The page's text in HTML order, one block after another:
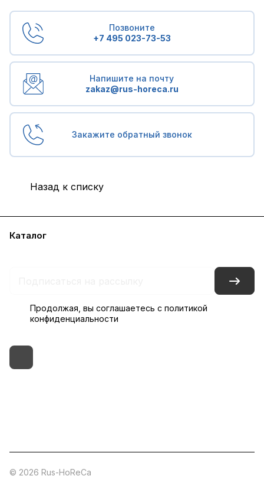
Позвоните
+7 495 023-73-53
Напишите на почту
zakaz@rus-horeca.ru
Закажите обратный звонок
Назад к списку
Каталог
Продолжая, вы соглашаетесь с политикой
конфиденциальности
© 2026 Rus-HoReCa